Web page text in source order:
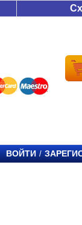
ВОЙТИ /